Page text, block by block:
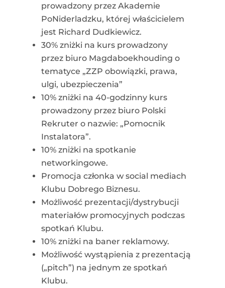
prowadzony przez Akademie
PoNiderladzku, której właścicielem
jest Richard Dudkiewicz.
30% zniżki na kurs prowadzony
przez biuro Magdaboekhouding o
tematyce „ZZP obowiązki, prawa,
ulgi, ubezpieczenia”
10% zniżki na 40-godzinny kurs
prowadzony przez biuro Polski
Rekruter o nazwie: „Pomocnik
Instalatora”.
10% zniżki na spotkanie
networkingowe.
Promocja członka w social mediach
Klubu Dobrego Biznesu.
Możliwość prezentacji/dystrybucji
materiałów promocyjnych podczas
spotkań Klubu.
10% zniżki na baner reklamowy.
Możliwość wystąpienia z prezentacją
(„pitch”) na jednym ze spotkań
Klubu.